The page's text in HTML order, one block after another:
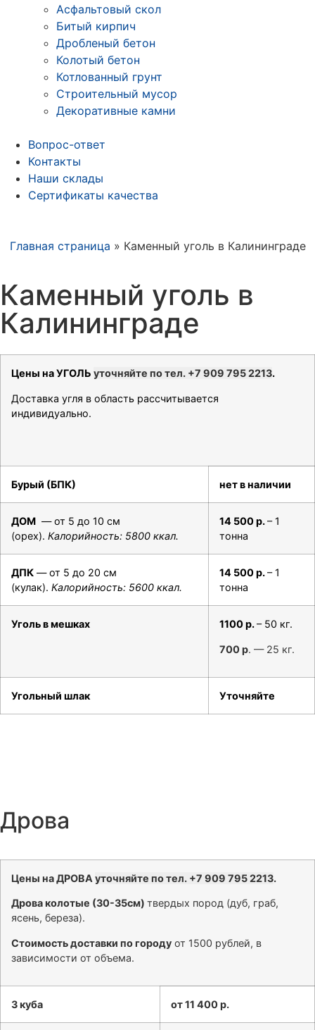
Асфальтовый скол
Битый кирпич
Дробленый бетон
Колотый бетон
Котлованный грунт
Строительный мусор
Декоративные камни
Вопрос-ответ
Контакты
Наши склады
Сертификаты качества
Главная страница » Каменный уголь в Калининграде
Каменный уголь в
Калининграде
Цены на УГОЛЬ уточняйте по тел. +7 909 795 2213.
Доставка угля в область рассчитывается
индивидуально.
Бурый (БПК) нет в наличии
ДОМ — от 5 до 10 см
(орех). Калорийность: 5800 ккал.
14 500 р.– 1
тонна
ДПК — от 5 до 20 см
(кулак). Калорийность: 5600 ккал.
14 500 р.– 1
тонна
Уголь в мешках 1100 р.– 50 кг.
700 р. — 25 кг.
Угольный шлак Уточняйте
Дрова
Цены на ДРОВА уточняйте по тел. +7 909 795 2213.
Дрова колотые (30-35см) твердых пород (дуб, граб,
ясень, береза).
Стоимость доставки по городу от 1500 рублей, в
зависимости от объема.
3 куба от 11 400 р.